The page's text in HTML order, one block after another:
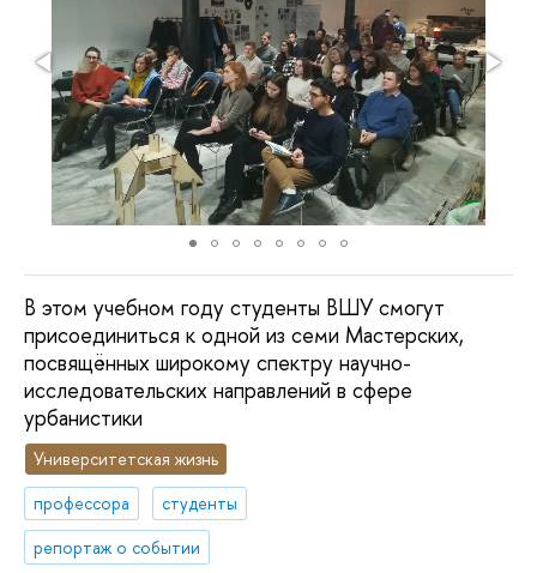
В этом учебном году студенты ВШУ смогут
присоединиться к одной из семи Мастерских,
посвящённых широкому спектру научно-
исследовательских направлений в сфере
урбанистики
Университетская жизнь
профессора
студенты
репортаж о событии